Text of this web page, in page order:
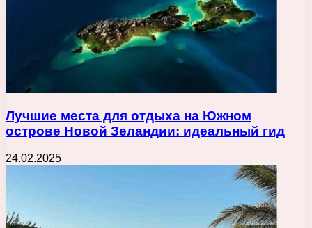
Лучшие места для отдыха на Южном
острове Новой Зеландии: идеальный гид
24.02.2025